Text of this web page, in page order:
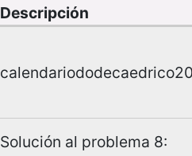
Descripción
Solución al problema 8: